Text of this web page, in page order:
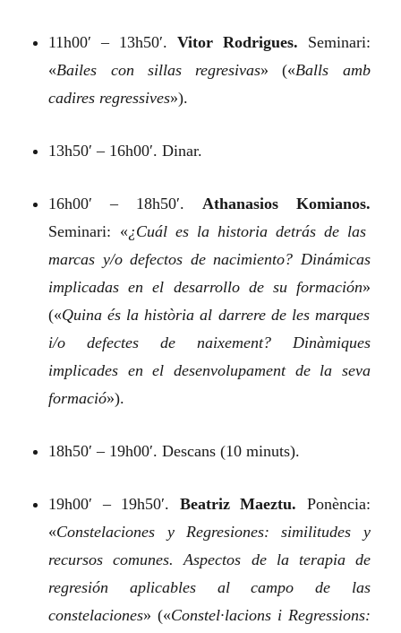
11h00′ – 13h50′. Vitor Rodrigues. Seminari:
«Bailes con sillas regresivas» («Balls amb
cadires regressives»).
13h50′ – 16h00′. Dinar.
16h00′ – 18h50′. Athanasios Komianos.
Seminari: «¿Cuál es la historia detrás de las
marcas y/o defectos de nacimiento? Dinámicas
implicadas en el desarrollo de su formación»
(«Quina és la història al darrere de les marques
i/o defectes de naixement? Dinàmiques
implicades en el desenvolupament de la seva
formació»).
18h50′ – 19h00′. Descans (10 minuts).
19h00′ – 19h50′. Beatriz Maeztu. Ponència:
«Constelaciones y Regresiones: similitudes y
recursos comunes. Aspectos de la terapia de
regresión aplicables al campo de las
constelaciones» («Constel·lacions i Regressions: